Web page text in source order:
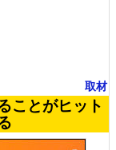
取材
ことがヒット